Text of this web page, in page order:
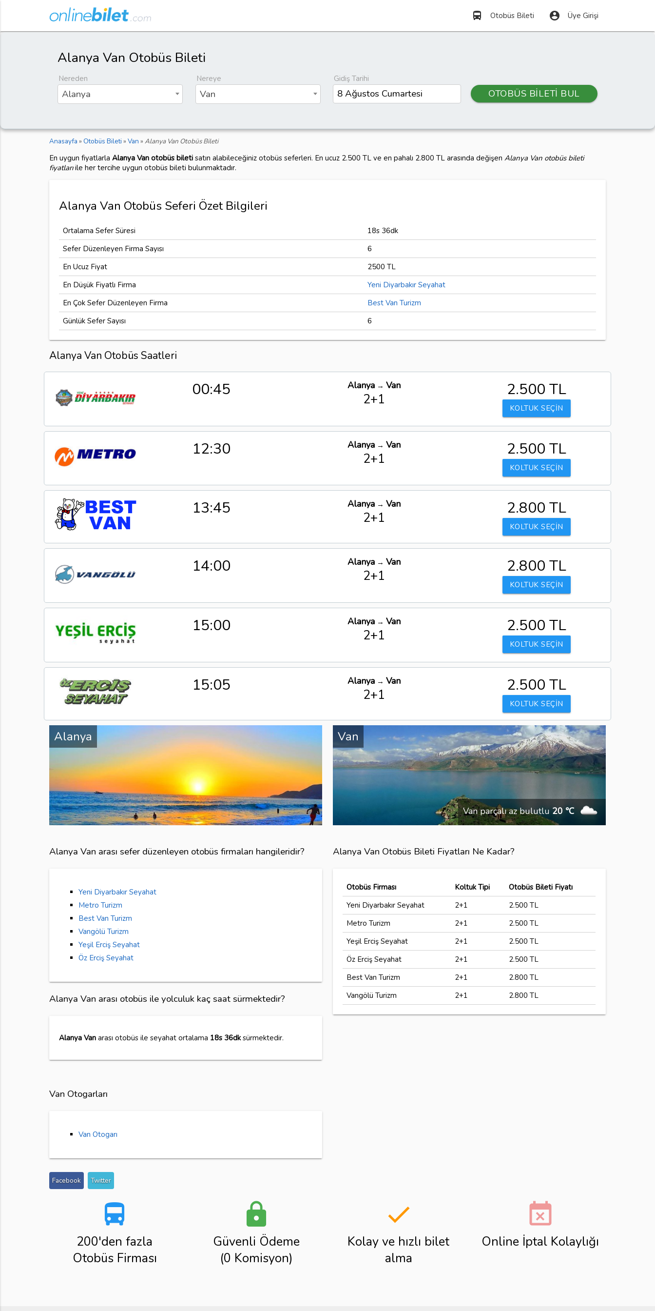
directions_bus Otobüs Bileti account_circle Üye Girişi
Alanya Van Otobüs Bileti
Nereden
Alanya
Nereye
Van
Gidiş Tarihi
OTOBÜS BİLETİ BUL
Anasayfa » Otobüs Bileti » Van » Alanya Van Otobüs Bileti
En uygun fiyatlarla Alanya Van otobüs biletisatın alabileceğiniz otobüs seferleri. En ucuz 2.500 TL ve en pahalı 2.800 TL arasında değişen Alanya Van otobüs bileti
fiyatlarıile her tercihe uygun otobüs bileti bulunmaktadır.
Alanya Van Otobüs Seferi Özet Bilgileri
Ortalama Sefer Süresi
18s 36dk
Sefer Düzenleyen Firma Sayısı
6
En Ucuz Fiyat
2500 TL
En Düşük Fiyatlı Firma
Yeni Diyarbakır Seyahat
En Çok Sefer Düzenleyen Firma
Best Van Turizm
Günlük Sefer Sayısı
6
Alanya Van Otobüs Saatleri
00:45 Alanya→ Van
2+1 2.500 TL
KOLTUK SEÇİN
12:30 Alanya→ Van
2+1 2.500 TL
KOLTUK SEÇİN
13:45 Alanya→ Van
2+1 2.800 TL
KOLTUK SEÇİN
14:00 Alanya→ Van
2+1 2.800 TL
KOLTUK SEÇİN
15:00 Alanya→ Van
2+1 2.500 TL
KOLTUK SEÇİN
15:05 Alanya→ Van
2+1 2.500 TL
KOLTUK SEÇİN
Alanya Van
Van parçalı az bulutlu20 ℃
Alanya Van arası sefer düzenleyen otobüs firmaları hangileridir?
Yeni Diyarbakır Seyahat
Metro Turizm
Best Van Turizm
Vangölü Turizm
Yeşil Erciş Seyahat
Öz Erciş Seyahat
Alanya Van arası otobüs ile yolculuk kaç saat sürmektedir?
Alanya Vanarası otobüs ile seyahat ortalama 18s 36dksürmektedir.
Alanya Van Otobüs Bileti Fiyatları Ne Kadar?
Otobüs Firması Koltuk Tipi
Otobüs Bileti Fiyatı
Yeni Diyarbakır Seyahat
2+1
2.500 TL
Metro Turizm
2+1
2.500 TL
Yeşil Erciş Seyahat
2+1
2.500 TL
Öz Erciş Seyahat
2+1
2.500 TL
Best Van Turizm
2+1
2.800 TL
Vangölü Turizm
2+1 2.800 TL
Van Otogarları
Van Otogarı
Facebook Twitter
directions_bus
200'den fazla
Otobüs Firması
lock
Güvenli Ödeme
(0 Komisyon)
done
Kolay ve hızlı bilet
alma
event_busy
Online İptal Kolaylığı